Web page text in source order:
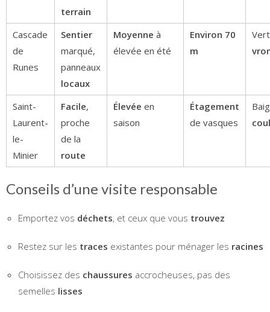
terrain
Cascade
de
Runes
Sentier
marqué,
panneaux
locaux
Moyenne à
élevée en été
Environ 70
m
Saint-
Laurent-
le-
Minier
Facile,
proche
de la
route
Élevée en
saison
Étagement
de vasques
Conseils d’une visite responsable
Emportez vos déchets, et ceux que vous trouvez
Restez sur les traces existantes pour ménager les racines
Choisissez des chaussures accrocheuses, pas des
semelles lisses